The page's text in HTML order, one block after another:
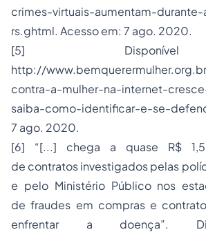
crimes-virtuais-aumentam-
rs.ghtml. Acesso em: 7 ago. 2020.
[5]
http://
contra-a-mulher-na-internet-
saiba-como-identificar-e-se-
7 ago. 2020.
[6] “[...] chega a quase R$
de contratos investigados pelas
e pelo Ministério Público nos
de fraudes em compras e
enfrentar a doença”.